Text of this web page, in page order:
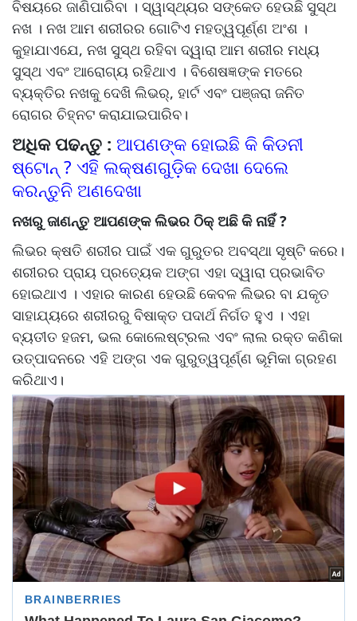
ବିଷୟରେ ଜାଣିପାରିବା । ସ୍ୱାସ୍ଥ୍ୟର ସଙ୍କେତ ହେଉଛି ସୁସ୍ଥ
ନଖ । ନଖ ଆମ ଶରୀରର ଗୋଟିଏ ମହତ୍ୱପୂର୍ଣ୍ଣ ଅଂଶ ।
କୁହାଯାଏଯେ, ନଖ ସୁସ୍ଥ ରହିବା ଦ୍ୱାରା ଆମ ଶରୀର ମଧ୍ୟ
ସୁସ୍ଥ ଏବଂ ଆରୋଗ୍ୟ ରହିଥାଏ । ବିଶେଷଜ୍ଞଙ୍କ ମତରେ
ବ୍ୟକ୍ତିର ନଖକୁ ଦେଖି ଲିଭର୍, ହାର୍ଟ ଏବଂ ପଞ୍ଜରା ଜନିତ
ରୋଗର ଚିହ୍ନଟ କରାଯାଇପାରିବ।
ଅଧିକ ପଢନ୍ତୁ : ଆପଣଙ୍କ ହୋଇଛି କି କିଡନୀ
ଷ୍ଟୋନ୍ ? ଏହି ଲକ୍ଷଣଗୁଡ଼ିକ ଦେଖା ଦେଲେ
କରନ୍ତୁନି ଅଣଦେଖା
ନଖରୁ ଜାଣନ୍ତୁ ଆପଣଙ୍କ ଲିଭର ଠିକ୍‌ ଅଛି କି ନାହିଁ ?
ଲିଭର କ୍ଷତି ଶରୀର ପାଇଁ ଏକ ଗୁରୁତର ଅବସ୍ଥା ସୃଷ୍ଟି କରେ।
ଶରୀରର ପ୍ରାୟ ପ୍ରତ୍ୟେକ ଅଙ୍ଗ ଏହା ଦ୍ୱାରା ପ୍ରଭାବିତ
ହୋଇଥାଏ । ଏହାର କାରଣ ହେଉଛି କେବଳ ଲିଭର ବା ଯକୃତ
ସାହାଯ୍ୟରେ ଶରୀରରୁ ବିଷାକ୍ତ ପଦାର୍ଥ ନିର୍ଗତ ହୁଏ । ଏହା
ବ୍ୟତୀତ ହଜମ, ଭଲ କୋଲେଷ୍ଟ୍ରଲ ଏବଂ ଲାଲ ରକ୍ତ କଣିକା
ଉତ୍ପାଦନରେ ଏହି ଅଙ୍ଗ ଏକ ଗୁରୁତ୍ୱପୂର୍ଣ୍ଣ ଭୂମିକା ଗ୍ରହଣ
କରିଥାଏ।